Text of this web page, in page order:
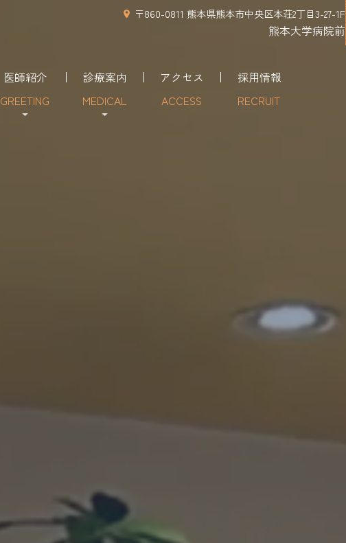
〒860-0811 熊本県熊本市中央区本荘2丁目3-27-1F
熊本大学病院前
医師紹介
GREETING
診療案内
MEDICAL
アクセス
ACCESS
採用情報
RECRUIT